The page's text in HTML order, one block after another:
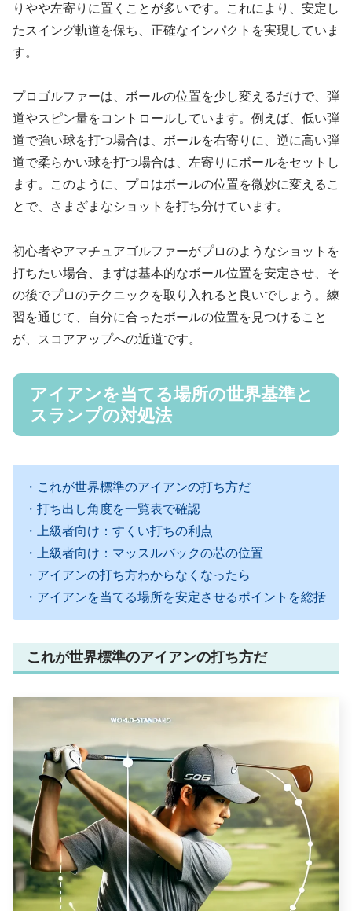
りやや左寄りに置くことが多いです。これにより、安定し
たスイング軌道を保ち、正確なインパクトを実現していま
す。
プロゴルファーは、ボールの位置を少し変えるだけで、弾
道やスピン量をコントロールしています。例えば、低い弾
道で強い球を打つ場合は、ボールを右寄りに、逆に高い弾
道で柔らかい球を打つ場合は、左寄りにボールをセットし
ます。このように、プロはボールの位置を微妙に変えるこ
とで、さまざまなショットを打ち分けています。
初心者やアマチュアゴルファーがプロのようなショットを
打ちたい場合、まずは基本的なボール位置を安定させ、そ
の後でプロのテクニックを取り入れると良いでしょう。練
習を通じて、自分に合ったボールの位置を見つけること
が、スコアアップへの近道です。
アイアンを当てる場所の世界基準と
スランプの対処法
・これが世界標準のアイアンの打ち方だ
・打ち出し角度を一覧表で確認
・上級者向け：すくい打ちの利点
・上級者向け：マッスルバックの芯の位置
・アイアンの打ち方わからなくなったら
・アイアンを当てる場所を安定させるポイントを総括
これが世界標準のアイアンの打ち方だ